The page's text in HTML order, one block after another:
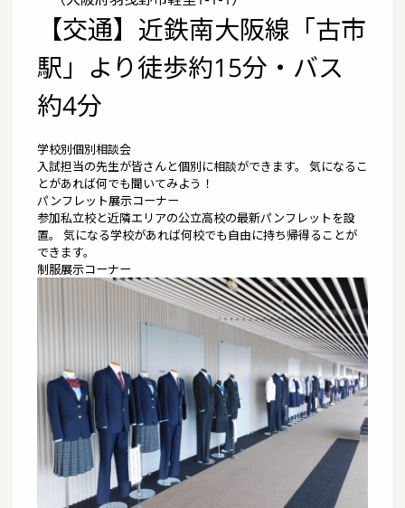
【交通】近鉄南大阪線「古市
駅」より徒歩約15分・バス
約4分
学校別個別相談会
入試担当の先生が皆さんと個別に相談ができます。 気になるこ
とがあれば何でも聞いてみよう！
パンフレット展示コーナー
参加私立校と近隣エリアの公立高校の最新パンフレットを設
置。 気になる学校があれば何校でも自由に持ち帰得ることが
できます。
制服展示コーナー